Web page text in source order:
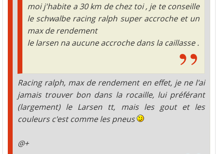
moi j'habite a 30 km de chez toi , je te conseille
le schwalbe racing ralph super accroche et un
max de rendement
le larsen na aucune accroche dans la caillasse .
Racing ralph, max de rendement en effet, je ne l'ai
jamais trouver bon dans la rocaille, lui préférant
(largement) le Larsen tt, mais les gout et les
couleurs c'est comme les pneus
@+